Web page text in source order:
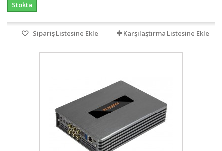
Stokta
Sipariş Listesine Ekle Karşılaştırma Listesine Ekle